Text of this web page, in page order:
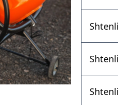
Shtenli
Shtenli
Shtenli